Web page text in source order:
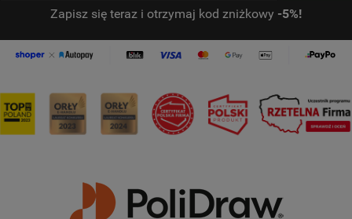
Zapisz się teraz i otrzymaj kod zniżkowy -5%!